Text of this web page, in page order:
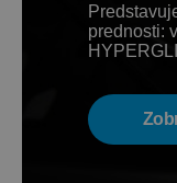
prednosti: